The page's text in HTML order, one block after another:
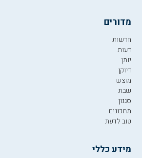
מדורים
חדשות
דעות
יומן
דיוקן
מוצש
שבת
סגנון
מתכונים
טוב לדעת
מידע כללי